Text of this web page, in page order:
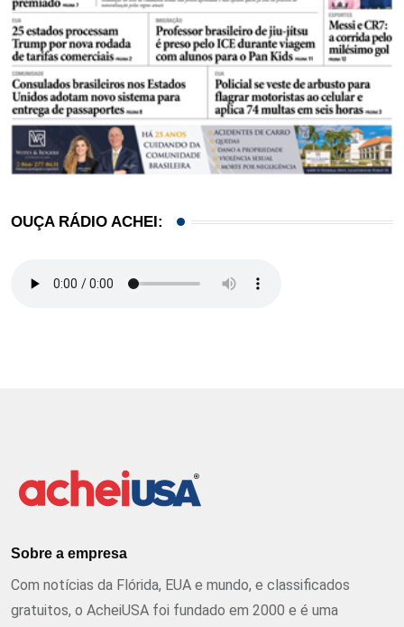
OUÇA RÁDIO ACHEI:
Sobre a empresa
Com notícias da Flórida, EUA e mundo, e classificados
gratuitos, o AcheiUSA foi fundado em 2000 e é uma